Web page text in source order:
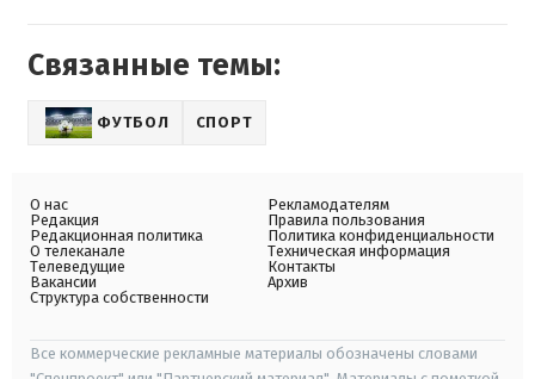
Связанные темы:
ФУТБОЛ СПОРТ
О нас
Редакция
Редакционная политика
О телеканале
Телеведущие
Вакансии
Структура собственности
Рекламодателям
Правила пользования
Политика конфиденциальности
Техническая информация
Контакты
Архив
Все коммерческие рекламные материалы обозначены словами